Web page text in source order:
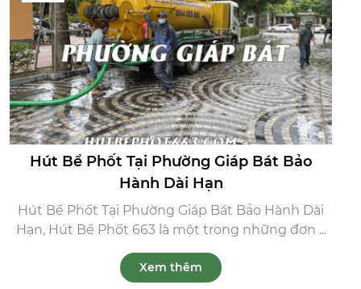
Hút Bể Phốt Tại Phường Giáp Bát Bảo
Hành Dài Hạn
Hút Bể Phốt Tại Phường Giáp Bát Bảo Hành Dài
Hạn, Hút Bể Phốt 663 là một trong những đơn ...
Xem thêm